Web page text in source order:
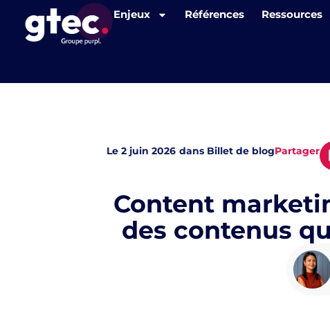
Panneau de gestion des cookies
Enjeux Références Ressources
Le2 juin 2026 dans Billet de blogPartager
Content
des contenus